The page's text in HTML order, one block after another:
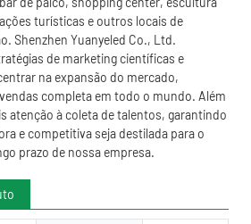
turísticas e outros locais de
Shenzhen Yuanyeled Co., Ltd.
de marketing científicas e
na expansão do mercado,
completa em todo o mundo. Além
atenção à coleta de talentos, garantindo
e competitiva seja destilada para o
prazo de nossa empresa.